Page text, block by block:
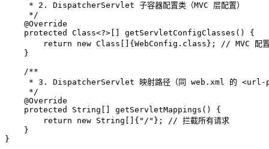
     * 2. DispatcherServlet 子容器配置类（MVC 层配置）
     */
@Override
protected
Class<?>[] getServletConfigClasses() {
return
new Class []{WebConfig.class}; // MVC 配
    }
/**
* 3. DispatcherServlet 映射路径（同 web.xml 的 <url-
     */
@Override
protected
String[] getServletMappings() {
return
new String []{ "/" }; // 拦截所有请求
    }
}